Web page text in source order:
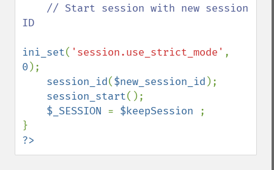
// Start session with new session
ID
ini_set( 'session.use_strict_mode'
0 );
session_id($new_session_id );
session_start();
$_SESSION = $keepSession
;
?>